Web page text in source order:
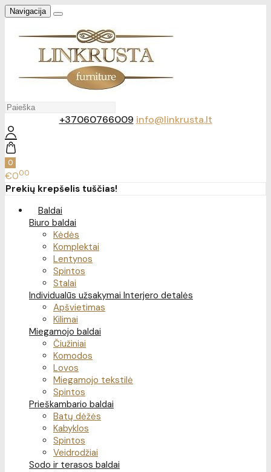
Navigacija
+37060766009 info@linkrusta.lt
0
€000
Prekių krepšelis tuščias!
Baldai
Biuro baldai
Kėdės
Komplektai
Lentynos
Spintos
Stalai
Individualūs užsakymai Interjero detalės
Apšvietimas
Kilimai
Miegamojo baldai
Čiužiniai
Komodos
Lovos
Miegamojo tekstilė
Spintos
Prieškambario baldai
Batų dėžės
Kabyklos
Spintos
Veidrodžiai
Sodo ir terasos baldai